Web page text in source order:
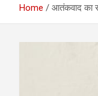
Home आतंकवाद का